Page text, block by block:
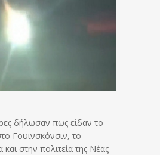
δήλωσαν πως είδαν το
Γουινσκόνσιν, το
στην πολιτεία της Νέας